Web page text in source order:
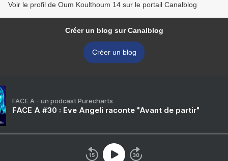
Voir le profil de Oum Koulthoum 14 sur le portail Canalblog
Créer un blog sur Canalblog
Créer un blog
FACE A - un podcast Purecharts
FACE A #30 : Eve Angeli raconte "Avant de partir"